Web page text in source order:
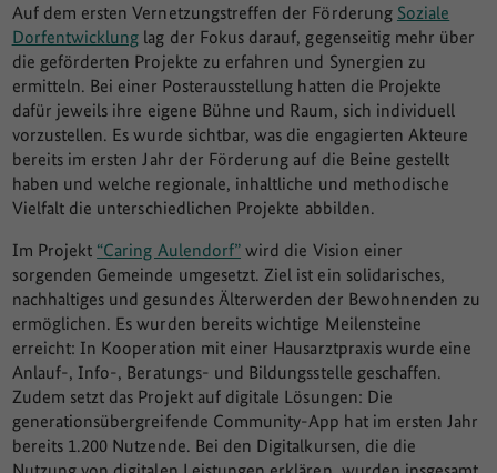
Auf dem ersten Vernetzungstreffen der Förderung Soziale
Dorfentwicklung lag der Fokus darauf, gegenseitig mehr über
die geförderten Projekte zu erfahren und Synergien zu
ermitteln. Bei einer Posterausstellung hatten die Projekte
dafür jeweils ihre eigene Bühne und Raum, sich individuell
vorzustellen. Es wurde sichtbar, was die engagierten Akteure
bereits im ersten Jahr der Förderung auf die Beine gestellt
haben und welche regionale, inhaltliche und methodische
Vielfalt die unterschiedlichen Projekte abbilden.
Im Projekt “Caring Aulendorf” wird die Vision einer
sorgenden Gemeinde umgesetzt. Ziel ist ein solidarisches,
nachhaltiges und gesundes Älterwerden der Bewohnenden zu
ermöglichen. Es wurden bereits wichtige Meilensteine
erreicht: In Kooperation mit einer Hausarztpraxis wurde eine
Anlauf-, Info-, Beratungs- und Bildungsstelle geschaffen.
Zudem setzt das Projekt auf digitale Lösungen: Die
generationsübergreifende Community-App hat im ersten Jahr
bereits 1.200 Nutzende. Bei den Digitalkursen, die die